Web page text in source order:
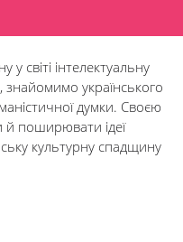
світі інтелектуальну
знайомимо українського
думки. Своєю
поширювати ідеї
культурну спадщину